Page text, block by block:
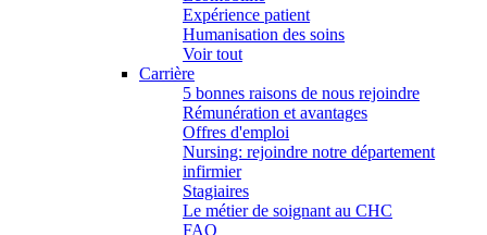
Expérience patient
Humanisation des soins
Voir tout
Carrière
5 bonnes raisons de nous rejoindre
Rémunération et avantages
Offres d'emploi
Nursing: rejoindre notre département
infirmier
Stagiaires
Le métier de soignant au CHC
FAQ